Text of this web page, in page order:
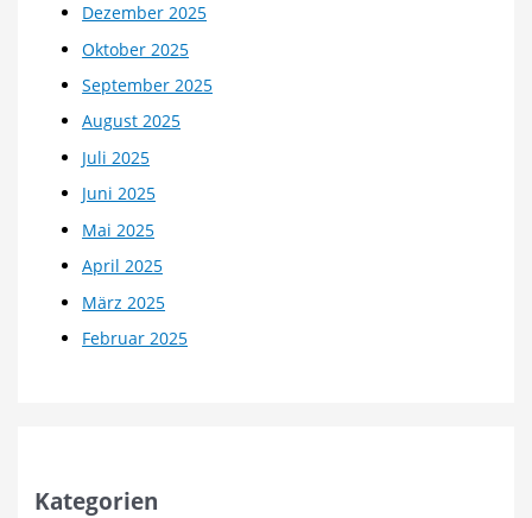
Dezember 2025
Oktober 2025
September 2025
August 2025
Juli 2025
Juni 2025
Mai 2025
April 2025
März 2025
Februar 2025
Kategorien